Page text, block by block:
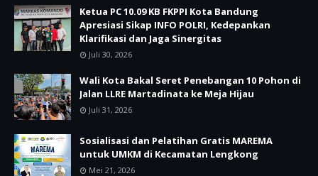
Ketua PC 10.09 KB FKPPI Kota Bandung
Apresiasi Sikap INFO POLRI, Kedepankan
Klarifikasi dan Jaga Sinergitas
Juli 30, 2026
Wali Kota Bakal Seret Penebangan 10 Pohon di
Jalan LLRE Martadinata ke Meja Hijau
Juli 31, 2026
Sosialisasi dan Pelatihan Gratis MAREMA
untuk UMKM di Kecamatan Lengkong
Mei 21, 2026